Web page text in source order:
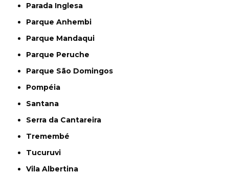
Parada Inglesa
Parque Anhembi
Parque Mandaqui
Parque Peruche
Parque São Domingos
Pompéia
Santana
Serra da Cantareira
Tremembé
Tucuruvi
Vila Albertina